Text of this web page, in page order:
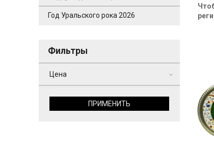
Год Уральского рока 2026
Фильтры
Цена
ПРИМЕНИТЬ